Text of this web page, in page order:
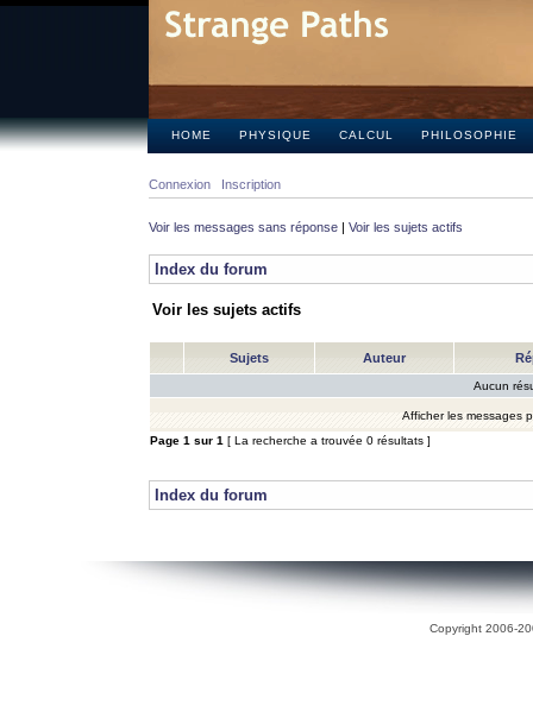
HOME PHYSIQUE CALCUL PHILOSOPHIE
Connexion Inscription
Voir les messages sans réponse | Voir les sujets actifs
Index du forum
Voir les sujets actifs
Sujets Auteur
Aucun
Afficher les messages
Page 1 sur 1 [ La recherche a trouvée 0 résultats ]
Index du forum
Copyright 2006-